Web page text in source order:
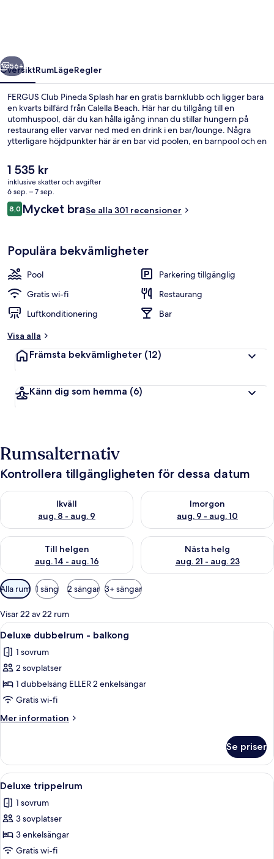
Nästa
56+
ÖversiktRumLägeRegler
FERGUS Club Pineda Splash har en gratis barnklubb och ligger bara
en kvarts bilfärd från Calella Beach. Här har du tillgång till en
utomhuspool, där du kan hålla igång innan du stillar hungern på
restaurang eller varvar ned med en drink i en bar/lounge. Några
ytterligare höjdpunkter här är en bar vid poolen, en barnpool och en
standarden brukar få höga betyg av våra resenärer.
Det
nuvarande
priset
är
1 535 kr
1 535 kr
inklusive skatter och avgifter
6 sep. – 7 sep.
Recensioner
8,08,0 av 10,
Mycket braSe alla 301 recensioner
Populära bekvämligheter
Pool
Parkering tillgänglig
Gratis wi-fi
Restaurang
Luftkonditionering
Bar
Visa alla
Främsta bekvämligheter (12)
Känn dig som hemma (6)
Rumsalternativ
Kontrollera tillgängligheten för dessa datum
Ikväll
aug. 8 - aug. 9
Kontrollera tillgängligheten för ikväll aug. 8 - aug. 9
Imorgon
aug. 9 - aug. 10
Kontrollera tillgängligheten
Till helgen
aug. 14 - aug. 16
Kontrollera tillgängligheten för den här helgen aug. 14 - aug.
Nästa helg
aug. 21 - aug. 23
Kontrollera tillgängligheten
Tillgängliga
filter
för
rum
Alla rum 1 säng 2 sängar 3+ sängar
Visar 22 av 22 rum
Öppna
alla
foton
för
Deluxe
dubbelrum
-
balkong
Ett hotellrum med en säng, ett
3
Deluxe dubbelrum - balkong
1 sovrum
2 sovplatser
1 dubbelsäng ELLER 2 enkelsängar
Gratis wi-fi
Mer information
Mer
dubbelrum
balkong
Se priser
Öppna
alla
foton
för
Deluxe
trippelrum
Värdeförvaringsskåp på rummet,
3
Deluxe trippelrum
1 sovrum
3 sovplatser
3 enkelsängar
Gratis wi-fi